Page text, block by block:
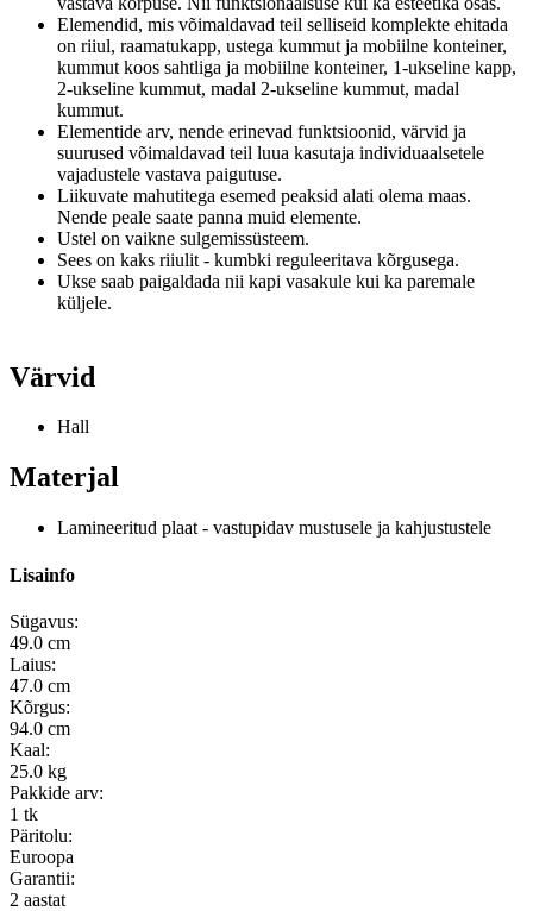
Elemendid, mis võimaldavad teil selliseid komplekte ehitada
on riiul, raamatukapp, ustega kummut ja mobiilne konteiner,
kummut koos sahtliga ja mobiilne konteiner, 1-ukseline kapp,
2-ukseline kummut, madal 2-ukseline kummut, madal
kummut.
Elementide arv, nende erinevad funktsioonid, värvid ja
suurused võimaldavad teil luua kasutaja individuaalsetele
vajadustele vastava paigutuse.
Liikuvate mahutitega esemed peaksid alati olema maas.
Nende peale saate panna muid elemente.
Ustel on vaikne sulgemissüsteem.
Sees on kaks riiulit - kumbki reguleeritava kõrgusega.
Ukse saab paigaldada nii kapi vasakule kui ka paremale
küljele.
Värvid
Hall
Materjal
Lamineeritud plaat - vastupidav mustusele ja kahjustustele
Lisainfo
Sügavus:
49.0 cm
Laius:
47.0 cm
Kõrgus:
94.0 cm
Kaal:
25.0 kg
Pakkide arv:
1 tk
Päritolu:
Euroopa
Garantii:
2 aastat